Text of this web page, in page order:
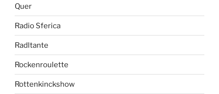
Quer
Radio Sferica
Radltante
Rockenroulette
Rottenkinckshow